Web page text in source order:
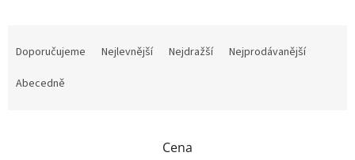
Doporučujeme Nejlevnější Nejdražší
Nejprodávanější
Abecedně
Cena